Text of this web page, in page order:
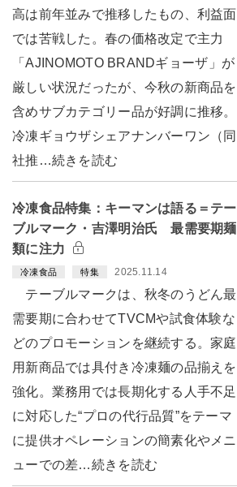
高は前年並みで推移したもの、利益面
では苦戦した。春の価格改定で主力
「AJINOMOTO BRANDギョーザ」が
厳しい状況だったが、今秋の新商品を
含めサブカテゴリー品が好調に推移。
冷凍ギョウザシェアナンバーワン（同
社推…続きを読む
冷凍食品特集：キーマンは語る＝テー
ブルマーク・吉澤明治氏 最需要期麺
類に注力
冷凍食品 特集 2025.11.14
テーブルマークは、秋冬のうどん最
需要期に合わせてTVCMや試食体験な
どのプロモーションを継続する。家庭
用新商品では具付き冷凍麺の品揃えを
強化。業務用では長期化する人手不足
に対応した“プロの代行品質”をテーマ
に提供オペレーションの簡素化やメニ
ューでの差…続きを読む